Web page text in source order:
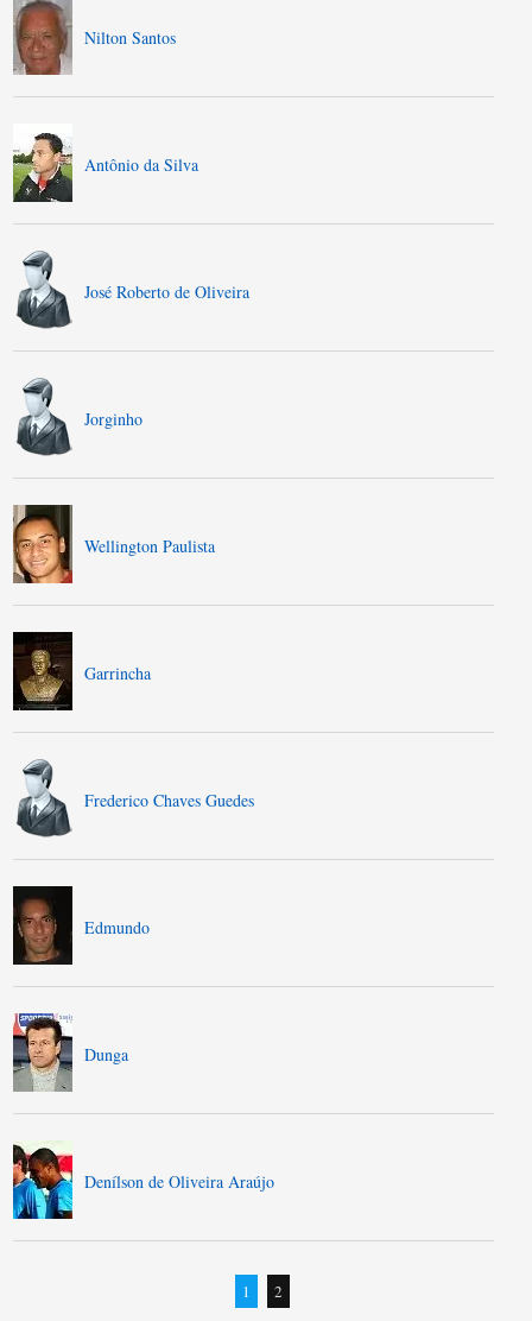
Nilton Santos
Antônio da Silva
José Roberto de Oliveira
Jorginho
Wellington Paulista
Garrincha
Frederico Chaves Guedes
Edmundo
Dunga
Denílson de Oliveira Araújo
1 2